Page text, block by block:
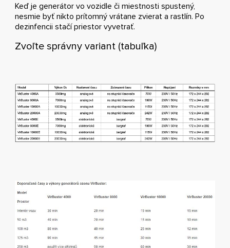
Keď je generátor vo vozidle či miestnosti spustený,
nesmie byť nikto prítomný vrátane zvierat a rastlín. Po
dezinfencii stačí priestor vyvetrať.
Zvoľte správny variant (tabuľka)